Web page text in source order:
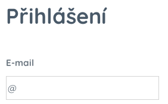
Přihlášení
E-mail